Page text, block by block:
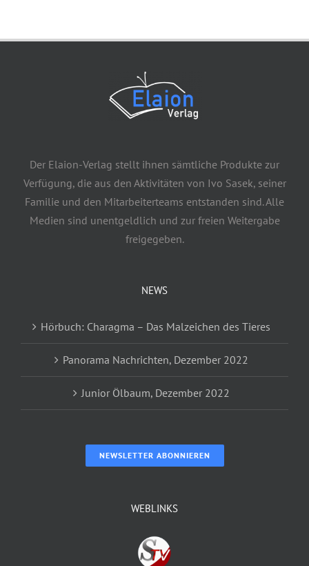
Der Elaion-Verlag stellt ihnen sämtliche Produkte zur
Verfügung, die aus den Aktivitäten von Ivo Sasek, seiner
Familie und den Mitarbeiterteams entstanden sind. Alle
Medien sind unentgeldlich und zur freien Weitergabe
freigegeben.
NEWS
Hörbuch: Charagma – Das Malzeichen des Tieres
Panorama Nachrichten, Dezember 2022
Junior Ölbaum, Dezember 2022
NEWSLETTER ABONNIEREN
WEBLINKS